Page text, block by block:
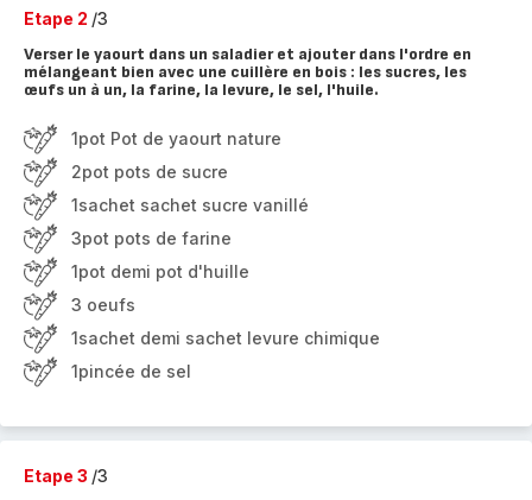
Etape 2 /3
Verser le yaourt dans un saladier et ajouter dans l'ordre en
mélangeant bien avec une cuillère en bois : les sucres, les
œufs un à un, la farine, la levure, le sel, l'huile.
1pot Pot de yaourt nature
2pot pots de sucre
1sachet sachet sucre vanillé
3pot pots de farine
1pot demi pot d'huille
3 oeufs
1sachet demi sachet levure chimique
1pincée de sel
Etape 3 /3